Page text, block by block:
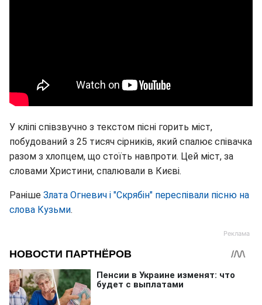
У кліпі співзвучно з текстом пісні горить міст,
побудований з 25 тисяч сірників, який спалює співачка
разом з хлопцем, що стоїть навпроти. Цей міст, за
словами Христини, спалювали в Києві.
Раніше Злата Огневич і "Скрябін" переспівали пісню на
слова Кузьми.